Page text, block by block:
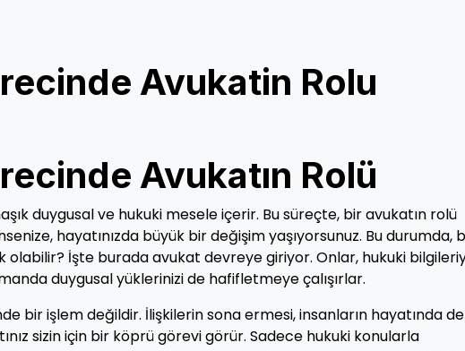
Avukatin Rolu
Avukatın Rolü
duygusal ve hukuki mesele içerir. Bu süreçte, bir avukatın rolü
hayatınızda büyük bir değişim yaşıyorsunuz. Bu durumda,
olabilir? İşte burada avukat devreye giriyor. Onlar, hukuki
duygusal yüklerinizi de hafifletmeye çalışırlar.
bir işlem değildir. İlişkilerin sona ermesi, insanların hayatında
sizin için bir köprü görevi görür. Sadece hukuki konularla